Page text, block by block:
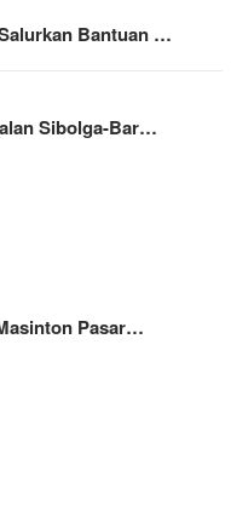
Bantuan …
Sibolga-Bar…
Pasar…